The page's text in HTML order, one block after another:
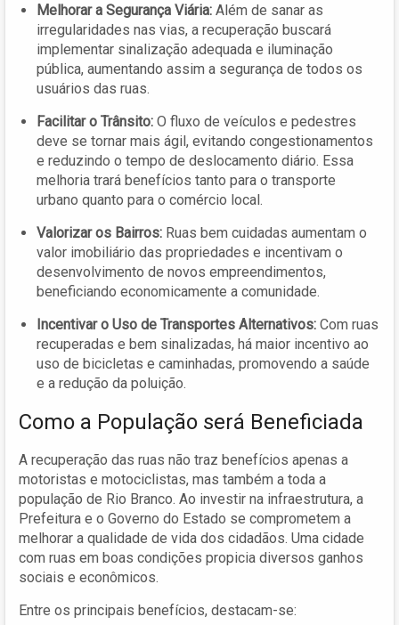
Melhorar a Segurança Viária: Além de sanar as
irregularidades nas vias, a recuperação buscará
implementar sinalização adequada e iluminação
pública, aumentando assim a segurança de todos os
usuários das ruas.
Facilitar o Trânsito: O fluxo de veículos e pedestres
deve se tornar mais ágil, evitando congestionamentos
e reduzindo o tempo de deslocamento diário. Essa
melhoria trará benefícios tanto para o transporte
urbano quanto para o comércio local.
Valorizar os Bairros: Ruas bem cuidadas aumentam o
valor imobiliário das propriedades e incentivam o
desenvolvimento de novos empreendimentos,
beneficiando economicamente a comunidade.
Incentivar o Uso de Transportes Alternativos: Com ruas
recuperadas e bem sinalizadas, há maior incentivo ao
uso de bicicletas e caminhadas, promovendo a saúde
e a redução da poluição.
Como a População será Beneficiada
A recuperação das ruas não traz benefícios apenas a
motoristas e motociclistas, mas também a toda a
população de Rio Branco. Ao investir na infraestrutura, a
Prefeitura e o Governo do Estado se comprometem a
melhorar a qualidade de vida dos cidadãos. Uma cidade
com ruas em boas condições propicia diversos ganhos
sociais e econômicos.
Entre os principais benefícios, destacam-se: